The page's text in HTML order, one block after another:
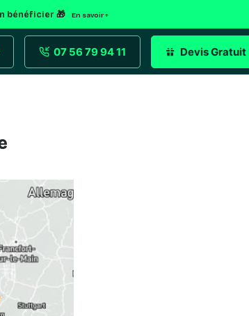
bénéficier 🎁 En savoir +
07 56 79 94 11 Devis Gratuit